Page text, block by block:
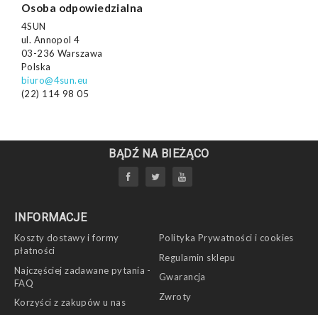
Osoba odpowiedzialna
4SUN
ul. Annopol 4
03-236 Warszawa
Polska
biuro@4sun.eu
(22) 114 98 05
BĄDŹ NA BIEŻĄCO
INFORMACJE
Koszty dostawy i formy
płatności
Najczęściej zadawane pytania -
FAQ
Korzyści z zakupów u nas
Polityka Prywatności i cookies
Regulamin sklepu
Gwarancja
Zwroty